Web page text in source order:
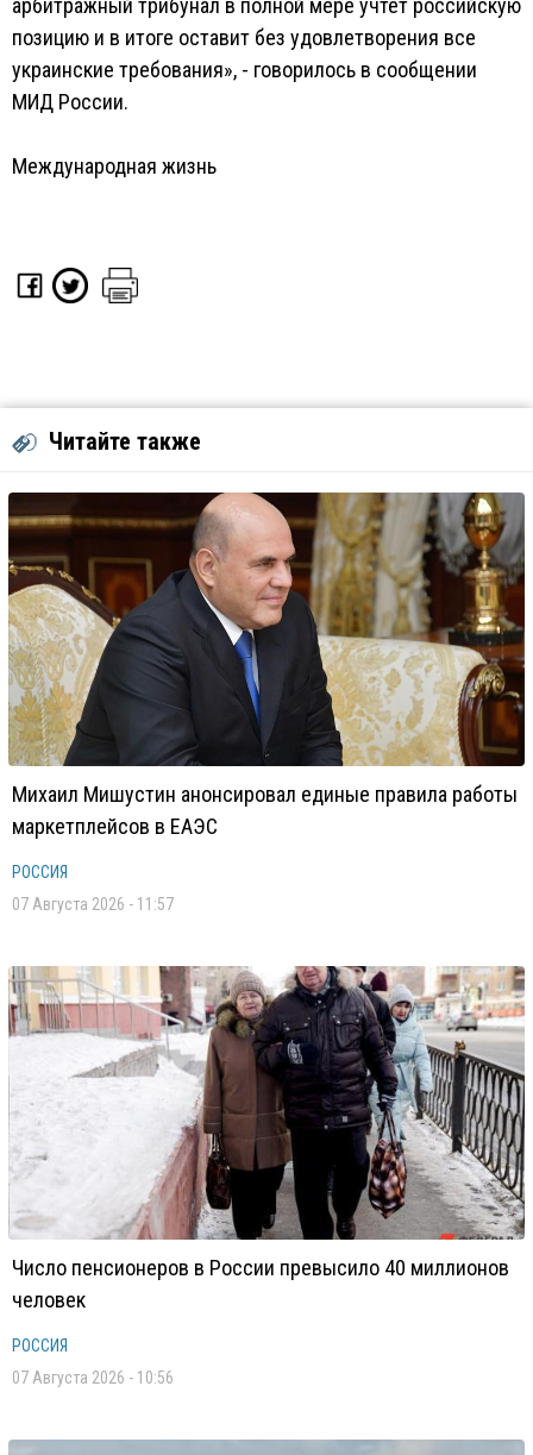
арбитражный трибунал в полной мере учтет российскую
позицию и в итоге оставит без удовлетворения все
украинские требования», - говорилось в сообщении
МИД России.
Международная жизнь
Читайте также
Михаил Мишустин анонсировал единые правила работы
маркетплейсов в ЕАЭС
РОССИЯ
07 Августа 2026 - 11:57
Число пенсионеров в России превысило 40 миллионов
человек
РОССИЯ
07 Августа 2026 - 10:56